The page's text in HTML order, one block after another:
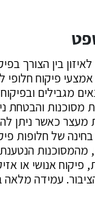
בין הצורך
אמצעי פיקוח חלופי
מסוכנות והבטחת
מעצר כאשר ניתן
של חלופות
מהמסוכנות
אנושי או
עמידה מלאה